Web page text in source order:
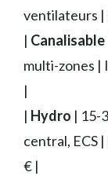
ventilateurs |
| Canalisable
multi-zones |
|
| Hydro | 15-
central, ECS
€ |